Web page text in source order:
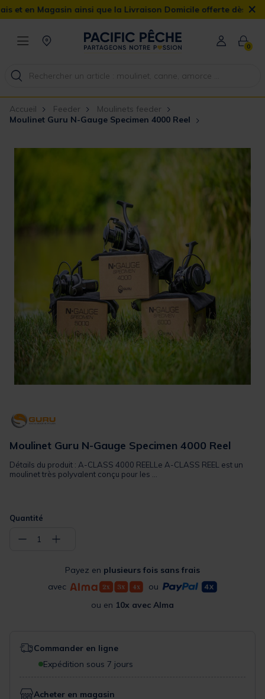
ainsi que la Livraison Domicile offerte dès 90€ ×
0
Accueil Feeder
Moulinets feeder
Moulinet Guru N-Gauge Specimen 4000 Reel
Moulinet Guru N-Gauge Specimen 4000 Reel
Détails du produit : A-CLASS 4000 REELLe A-CLASS REEL est un
moulinet très polyvalent conçu pour les ...
Quantité
− 1 +
Payez en plusieurs fois sans frais
avec
ou
ou en 10x avec Alma
Commander en ligne
Expédition sous 7 jours
Acheter en magasin